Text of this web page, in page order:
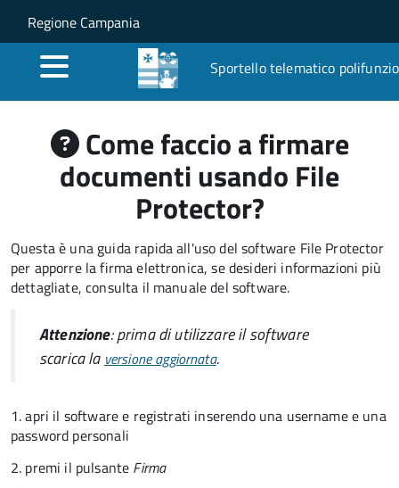
Salta al contenuto principale
Skip to site navigation
Regione Campania
Sportello telematico
Come faccio a firmare
documenti usando File
Protector?
Questa è una guida rapida all'uso del software File Protector
per apporre la firma elettronica, se desideri informazioni più
dettagliate, consulta il manuale del software.
Attenzione: prima di utilizzare il software
scarica la versione aggiornata.
1. apri il software e registrati inserendo una username e una
password personali
2. premi il pulsante Firma